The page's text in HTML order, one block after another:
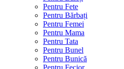
Pentru Fete
Pentru Bărbați
Pentru Femei
Pentru Mama
Pentru Tata
Pentru Bunel
Pentru Bunică
Pentru Fecior